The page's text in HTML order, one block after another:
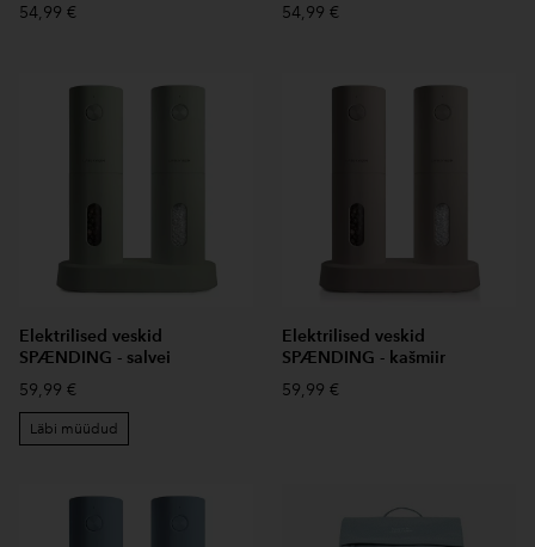
54,99 €
54,99 €
Elektrilised veskid
SPÆNDING - salvei
59,99 €
Läbi müüdud
Elektrilised veskid
SPÆNDING - kašmiir
59,99 €